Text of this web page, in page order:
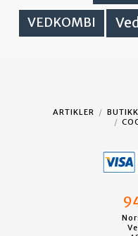
VEDKOMBI
ARTIKLER BUTIKK